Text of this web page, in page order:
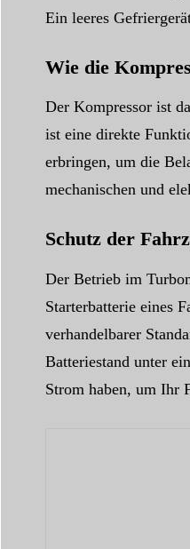
Ein leeres
Wie die
Der Kompressor ist
ist eine direkte
erbringen, um die
mechanischen und
Schutz der
Der Betrieb im
Starterbatterie eines
verhandelbarer
Batteriestand unter
Strom haben, um Ihr